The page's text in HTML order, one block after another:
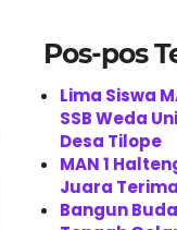
Pos-pos
Lima Siswa
SSB Weda
Desa Tilope
MAN 1
Juara
Bangun